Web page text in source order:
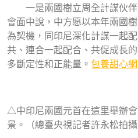
一是兩國樹立周全計謀伙
會面中說，中方愿以本年兩國
為契機，同印尼深化計謀一起
共、連合一起配合、共促成長
多斷定性和正能量。 包養甜心網
△中印尼兩國元首在這里舉辦
景。（總臺央視記者許永松拍攝